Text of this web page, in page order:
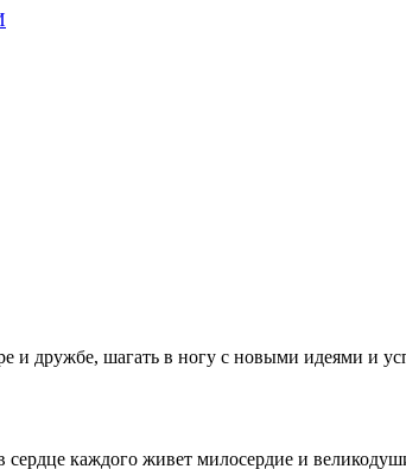
и дружбе, шагать в ногу с новыми идеями и
каждого живет милосердие и